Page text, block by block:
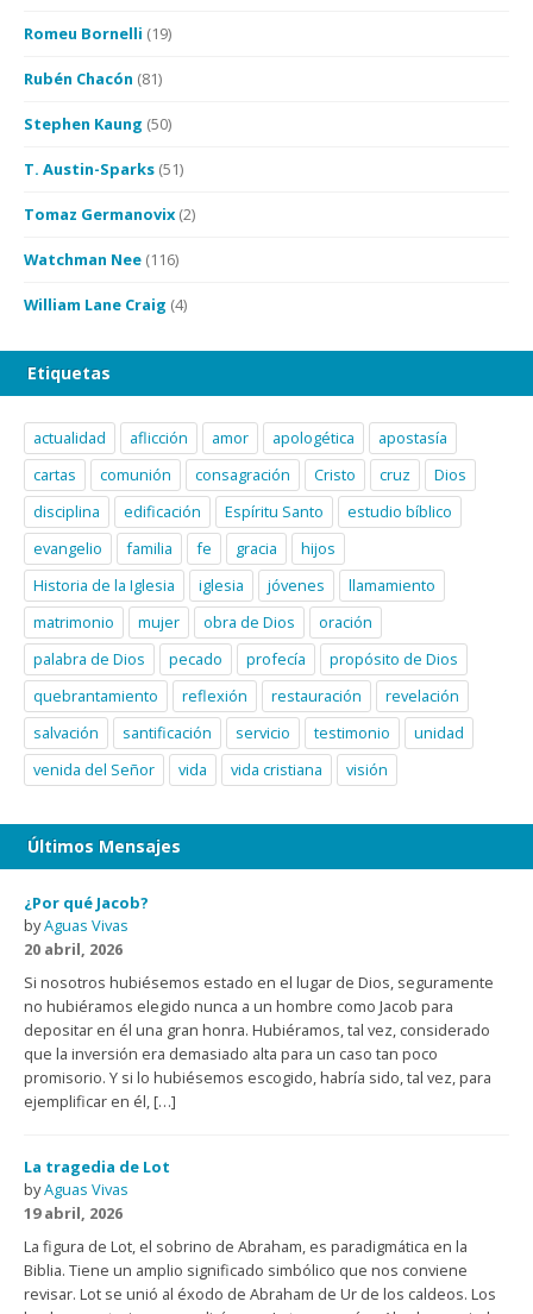
Romeu Bornelli (19)
Rubén Chacón (81)
Stephen Kaung (50)
T. Austin-Sparks (51)
Tomaz Germanovix (2)
Watchman Nee (116)
William Lane Craig (4)
Etiquetas
actualidad aflicción amor apologética
apostasía
cartas
comunión consagración Cristo cruz
Dios
disciplina
edificación Espíritu Santo
estudio bíblico
evangelio
familia fe gracia
hijos
Historia de la Iglesia
iglesia jóvenes
llamamiento
matrimonio
mujer obra de Dios
oración
palabra de Dios
pecado profecía
propósito de Dios
quebrantamiento
reflexión restauración
revelación
salvación
santificación servicio testimonio
unidad
venida del Señor
vida vida cristiana visión
Últimos Mensajes
¿Por qué Jacob?
byAguas Vivas
20 abril, 2026
Si nosotros hubiésemos estado en el lugar de Dios, seguramente
no hubiéramos elegido nunca a un hombre como Jacob para
depositar en él una gran honra. Hubiéramos, tal vez, considerado
que la inversión era demasiado alta para un caso tan poco
promisorio. Y si lo hubiésemos escogido, habría sido, tal vez, para
ejemplificar en él, […]
La tragedia de Lot
byAguas Vivas
19 abril, 2026
La figura de Lot, el sobrino de Abraham, es paradigmática en la
Biblia. Tiene un amplio significado simbólico que nos conviene
revisar. Lot se unió al éxodo de Abraham de Ur de los caldeos. Los